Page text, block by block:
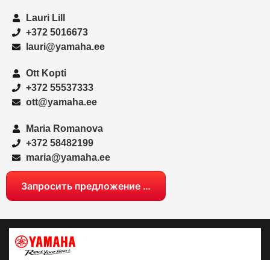
Lauri Lill
+372 5016673
lauri@yamaha.ee
Ott Kopti
+372 55537333
ott@yamaha.ee
Maria Romanova
+372 58482199
maria@yamaha.ee
Запросить предложение …